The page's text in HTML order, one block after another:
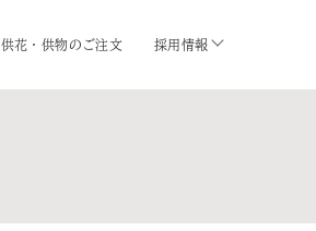
供花・供物のご注文 採用情報